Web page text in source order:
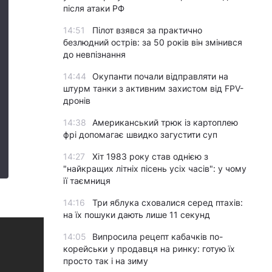
після атаки РФ
14:51
Пілот взявся за практично
безлюдний острів: за 50 років він змінився
до невпізнання
14:44
Окупанти почали відправляти на
штурм танки з активним захистом від FPV-
дронів
14:38
Американський трюк із картоплею
фрі допомагає швидко загустити суп
14:27
Хіт 1983 року став однією з
"найкращих літніх пісень усіх часів": у чому
її таємниця
14:16
Три яблука сховалися серед птахів:
на їх пошуки дають лише 11 секунд
14:05
Випросила рецепт кабачків по-
корейськи у продавця на ринку: готую їх
просто так і на зиму